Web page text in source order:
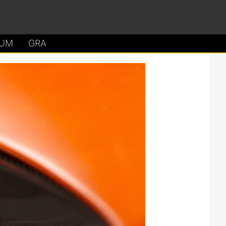
GRA